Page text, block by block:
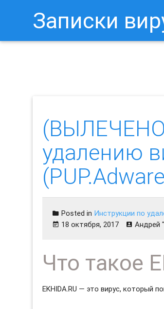
Записки
удалению
Posted in Инструкции по
18 октября, 2017
Андрей
Что такое
EKHIDA.RU — это вирус, который